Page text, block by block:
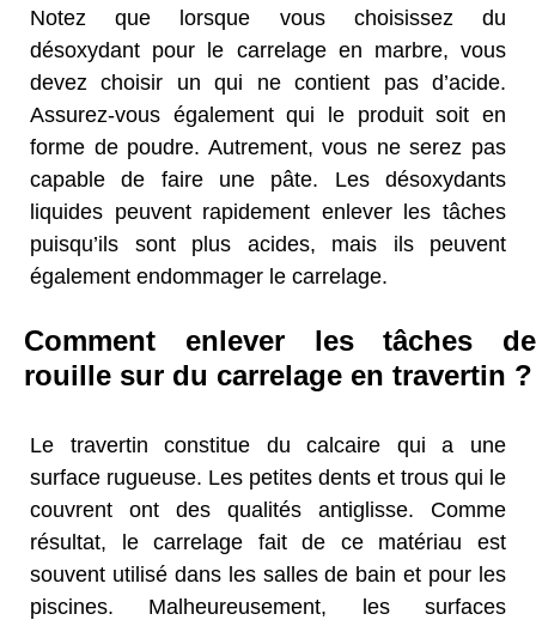
Notez que lorsque vous choisissez du
désoxydant pour le carrelage en marbre, vous
devez choisir un qui ne contient pas d’acide.
Assurez-vous également qui le produit soit en
forme de poudre. Autrement, vous ne serez pas
capable de faire une pâte. Les désoxydants
liquides peuvent rapidement enlever les tâches
puisqu’ils sont plus acides, mais ils peuvent
également endommager le carrelage.
Comment enlever les tâches de
rouille sur du carrelage en travertin ?
Le travertin constitue du calcaire qui a une
surface rugueuse. Les petites dents et trous qui le
couvrent ont des qualités antiglisse. Comme
résultat, le carrelage fait de ce matériau est
souvent utilisé dans les salles de bain et pour les
piscines. Malheureusement, les surfaces